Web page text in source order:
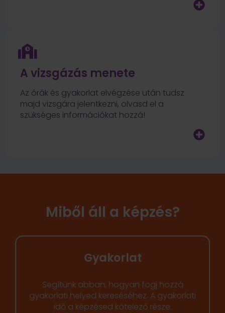
A vizsgázás menete
Az órák és gyakorlat elvégzése után tudsz
majd vizsgára jelentkezni, olvasd el a
szükséges információkat hozzá!
Miből áll a képzés?
Gyakorlat
Segítünk abban, hogyan fogj hozzá
gyakorlati helyed kereséséhez. A gyakorlati
idő a képzésed kötelező része.